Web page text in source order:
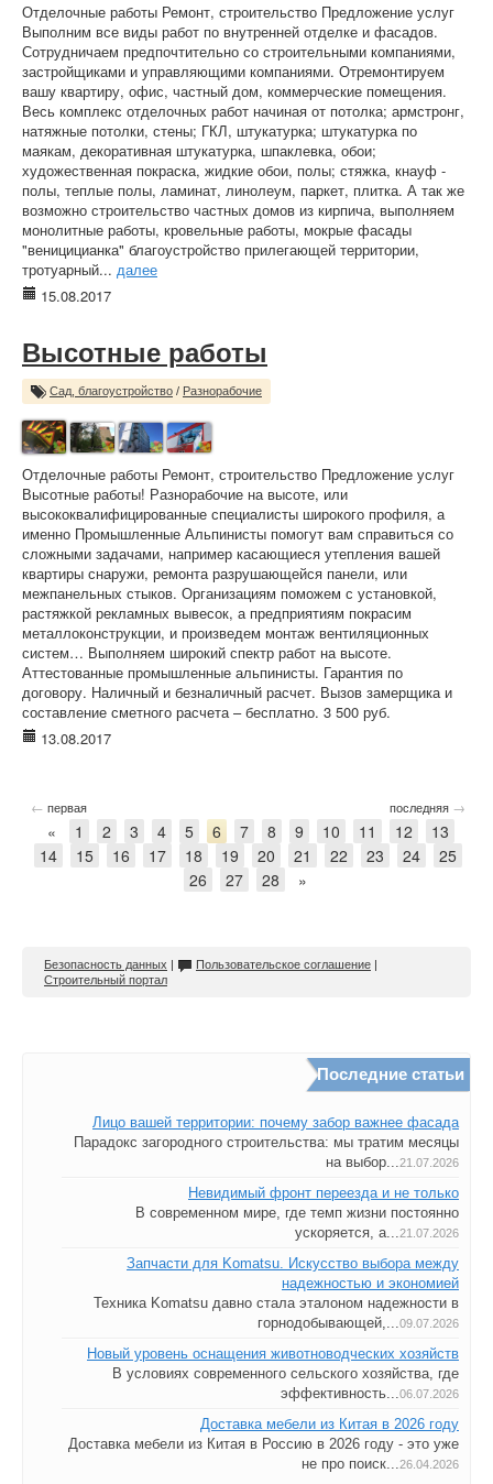
Отделочные работы Ремонт, строительство Предложение услуг
Выполним все виды работ по внутренней отделке и фасадов.
Сотрудничаем предпочтительно со строительными компаниями,
застройщиками и управляющими компаниями. Отремонтируем
вашу квартиру, офис, частный дом, коммерческие помещения.
Весь комплекс отделочных работ начиная от потолка; армстронг,
натяжные потолки, стены; ГКЛ, штукатурка; штукатурка по
маякам, декоративная штукатурка, шпаклевка, обои;
художественная покраска, жидкие обои, полы; стяжка, кнауф -
полы, теплые полы, ламинат, линолеум, паркет, плитка. А так же
возможно строительство частных домов из кирпича, выполняем
монолитные работы, кровельные работы, мокрые фасады
"веницицианка" благоустройство прилегающей территории,
тротуарный... далее
15.08.2017
Высотные работы
Сад, благоустройство / Разнорабочие
Отделочные работы Ремонт, строительство Предложение услуг
Высотные работы! Разнорабочие на высоте, или
высококвалифицированные специалисты широкого профиля, а
именно Промышленные Альпинисты помогут вам справиться со
сложными задачами, например касающиеся утепления вашей
квартиры снаружи, ремонта разрушающейся панели, или
межпанельных стыков. Организациям поможем с установкой,
растяжкой рекламных вывесок, а предприятиям покрасим
металлоконструкции, и произведем монтаж вентиляционных
систем… Выполняем широкий спектр работ на высоте.
Аттестованные промышленные альпинисты. Гарантия по
договору. Наличный и безналичный расчет. Вызов замерщика и
составление сметного расчета – бесплатно. 3 500 руб.
13.08.2017
← первая последняя →
« 1 2 3 4 5 6 7 8 9 10 11 12
13
14
15 16 17 18 19 20 21 22 23 24
25
26
27 28 »
Безопасность данных | Пользовательское соглашение |
Строительный портал
Последние статьи
Лицо вашей территории: почему забор важнее фасада
Парадокс загородного строительства: мы тратим месяцы
на выбор...21.07.2026
Невидимый фронт переезда и не только
В современном мире, где темп жизни постоянно
ускоряется, а...21.07.2026
Запчасти для Komatsu. Искусство выбора между
надежностью и экономией
Техника Komatsu давно стала эталоном надежности в
горнодобывающей,...09.07.2026
Новый уровень оснащения животноводческих хозяйств
В условиях современного сельского хозяйства, где
эффективность...06.07.2026
Доставка мебели из Китая в 2026 году
Доставка мебели из Китая в Россию в 2026 году - это уже
не про поиск...26.04.2026